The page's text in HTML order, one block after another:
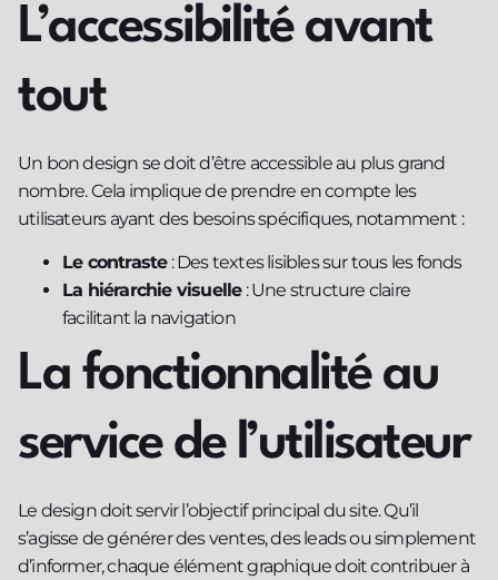
L’accessibilité avant
tout
Un bon design se doit d’être accessible au plus grand
nombre. Cela implique de prendre en compte les
utilisateurs ayant des besoins spécifiques, notamment :
Le contraste: Des textes lisibles sur tous les fonds
La hiérarchie visuelle: Une structure claire
facilitant la navigation
La fonctionnalité au
service de l’utilisateur
Le design doit servir l’objectif principal du site. Qu’il
s’agisse de générer des ventes, des leads ou simplement
d’informer, chaque élément graphique doit contribuer à